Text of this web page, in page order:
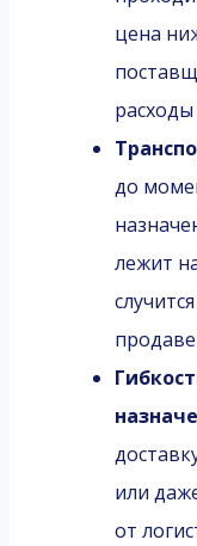
цена
до
лежит
или
от